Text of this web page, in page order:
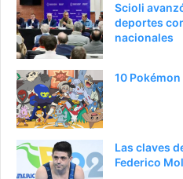
Scioli
deportes
nacionales
10
Las claves
Federico